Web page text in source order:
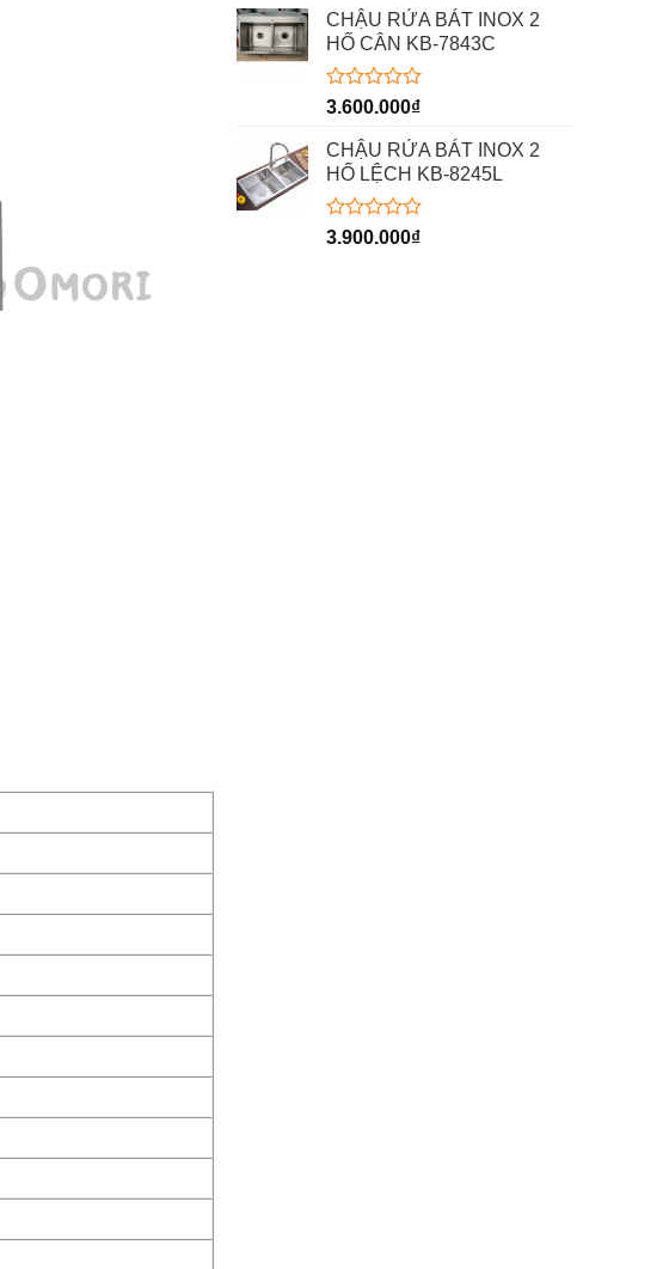
hạng
0
5
sao
CHẬU RỬA BÁT INOX 2
HỐ CÂN KB-7843C
Được
hạng
0
5
sao
3.600.000₫
CHẬU RỬA BÁT INOX 2
HỐ LỆCH KB-8245L
Được
3.900.000₫